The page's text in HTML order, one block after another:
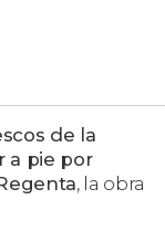
de la
a pie por
, la obra